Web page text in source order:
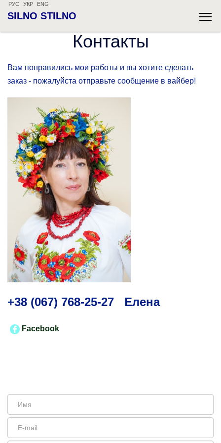
РУС УКР ENG
SILNO STILNO
Контакты
Вам понравились мои работы и вы хотите сделать
заказ - пожалуйста отправьте сообщение в вайбер!
+38 (067) 768-25-27 Елена
Facebook